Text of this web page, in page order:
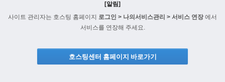
[알림]
사이트 관리자는 호스팅 홈페이지 로그인 > 나의서비스관리 > 서비스 연장에서
서비스를 연장해 주세요.
호스팅센터 홈페이지 바로가기